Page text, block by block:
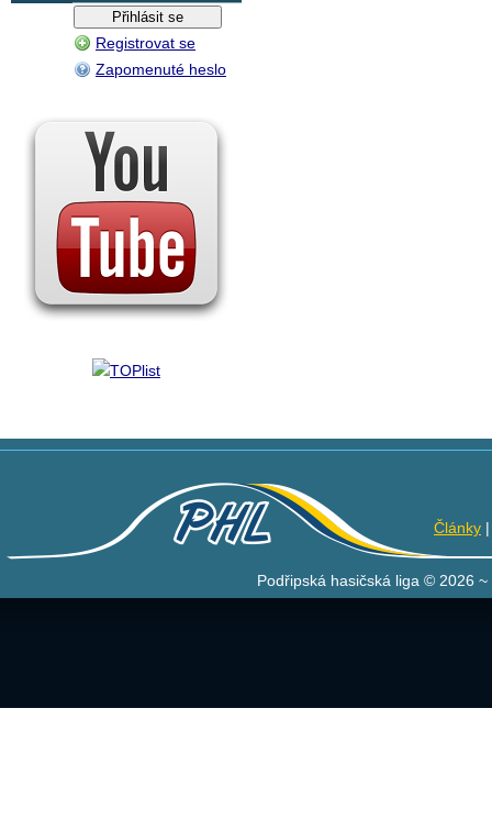
Registrovat se
Zapomenuté heslo
Články
Podřipská hasičská liga © 2026